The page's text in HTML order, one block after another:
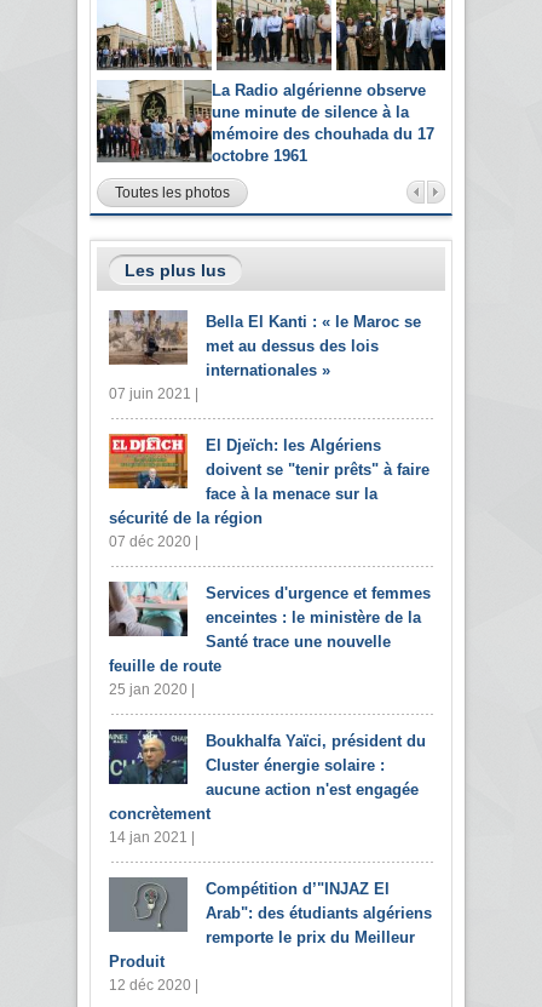
La Radio algérienne observe
une minute de silence à la
mémoire des chouhada du 17
octobre 1961
Toutes les photos
Les plus lus
Bella El Kanti : « le Maroc se
met au dessus des lois
internationales »
07 juin 2021 |
El Djeïch: les Algériens
doivent se "tenir prêts" à faire
face à la menace sur la
sécurité de la région
07 déc 2020 |
Services d'urgence et femmes
enceintes : le ministère de la
Santé trace une nouvelle
feuille de route
25 jan 2020 |
Boukhalfa Yaïci, président du
Cluster énergie solaire :
aucune action n'est engagée
concrètement
14 jan 2021 |
Compétition d’"INJAZ El
Arab": des étudiants algériens
remporte le prix du Meilleur
Produit
12 déc 2020 |